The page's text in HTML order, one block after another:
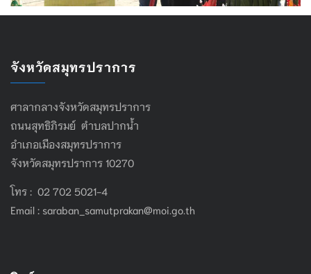
จังหวัดสมุทรปราการ
ศาลากลางจังหวัดสมุทรปราการ
ถนนสุทธิภิรมย์ ตำบลปากน้ำ
อำเภอเมืองสมุทรปราการ
จังหวัดสมุทรปราการ 10270
โทร : 02 702 5021-4
Email : saraban_samutprakan@moi.go.th